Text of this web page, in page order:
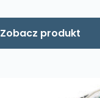
Zobacz produkt